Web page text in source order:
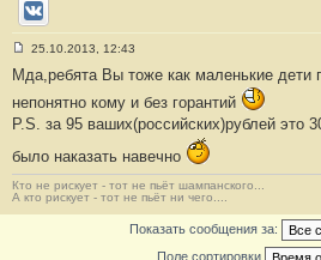
ВКонтакте
о
о
б
щ
е
и
е
#
6
0
25.10.2013, 12:43
Мда,ребята Вы тоже как маленькие дети
непонятно кому и без горантий
P.S. за 95 ваших(российских)рублей это
было наказать навечно
Кто не рискует - тот не пьёт шампанского...
А кто рискует - тот не пьёт ни чего....
Показать сообщения за:
Поле сортировки